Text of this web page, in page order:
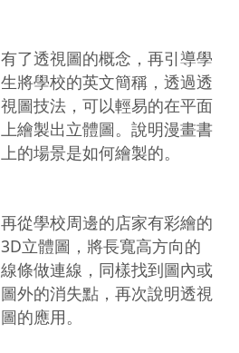
有了透視圖的概念，再引導學
生將學校的英文簡稱，透過透
視圖技法，可以輕易的在平面
上繪製出立體圖。說明漫畫書
上的場景是如何繪製的。
再從學校周邊的店家有彩繪的
3D立體圖，將長寬高方向的
線條做連線，同樣找到圖內或
圖外的消失點，再次說明透視
圖的應用。